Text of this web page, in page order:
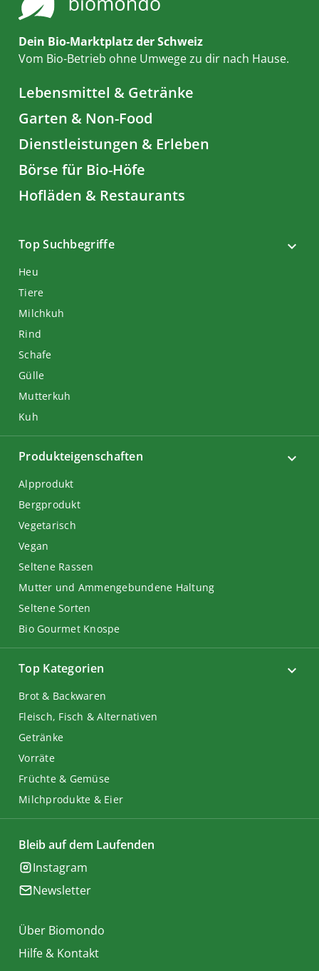
Dein Bio-Marktplatz der Schweiz
Vom Bio-Betrieb ohne Umwege zu dir nach Hause.
Lebensmittel & Getränke
Garten & Non-Food
Dienstleistungen & Erleben
Börse für Bio-Höfe
Hofläden & Restaurants
Top Suchbegriffe
Heu
Tiere
Milchkuh
Rind
Schafe
Gülle
Mutterkuh
Kuh
Top Kategorien
Brot & Backwaren
Fleisch, Fisch & Alternativen
Getränke
Vorräte
Früchte & Gemüse
Milchprodukte & Eier
Produkteigenschaften
Alpprodukt
Bergprodukt
Vegetarisch
Vegan
Seltene Rassen
Mutter und Ammengebundene Haltung
Seltene Sorten
Bio Gourmet Knospe
Bleib auf dem Laufenden
Instagram
Newsletter
Über Biomondo
Hilfe & Kontakt